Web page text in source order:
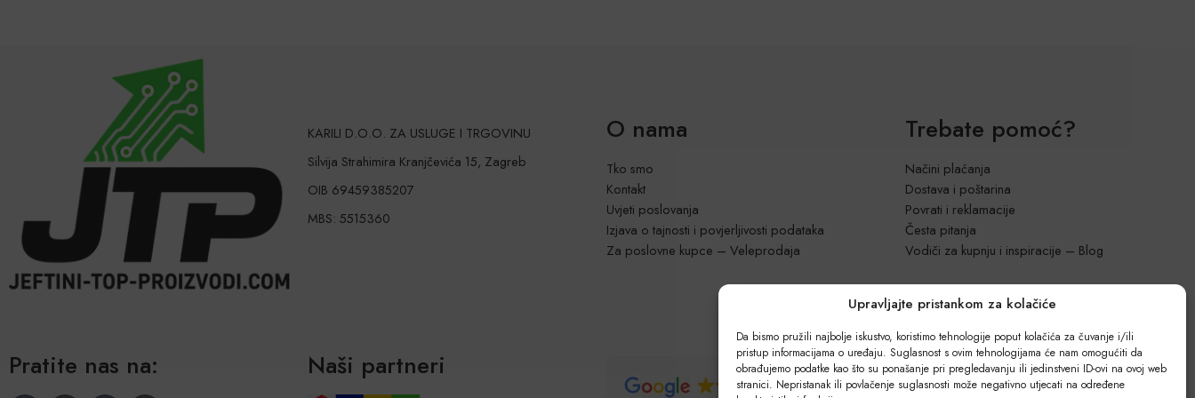
Upravljajte pristankom za kolačiće
Da bismo pružili najbolje iskustvo, koristimo tehnologije poput kolačića za čuvanje i/ili
pristup informacijama o uređaju. Suglasnost s ovim tehnologijama će nam omogućiti da
obrađujemo podatke kao što su ponašanje pri pregledavanju ili jedinstveni ID-ovi na ovoj web
stranici. Nepristanak ili povlačenje suglasnosti može negativno utjecati na određene
KARILI D.O.O. ZA USLUGE I TRGOVINU
Silvija Strahimira Kranjčevića 15, Zagreb
OIB 69459385207
MBS: 5515360
O nama
Tko smo
Kontakt
Uvjeti poslovanja
Izjava o tajnosti i povjerljivosti podataka
Za poslovne kupce – Veleprodaja
Trebate pomoć?
Načini plaćanja
Dostava i poštarina
Povrati i reklamacije
Česta pitanja
Vodiči za kupnju i inspiracije – Blog
Pratite nas na: Naši partneri